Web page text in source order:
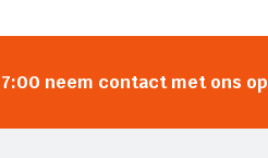
neem contact met ons op